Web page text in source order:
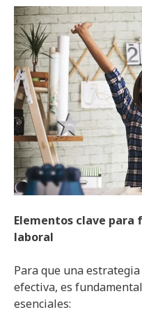
Elementos clave
laboral
Para que una
efectiva, es
esenciales: